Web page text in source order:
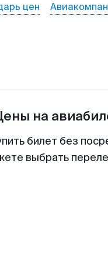
цен
на
билет без
выбрать